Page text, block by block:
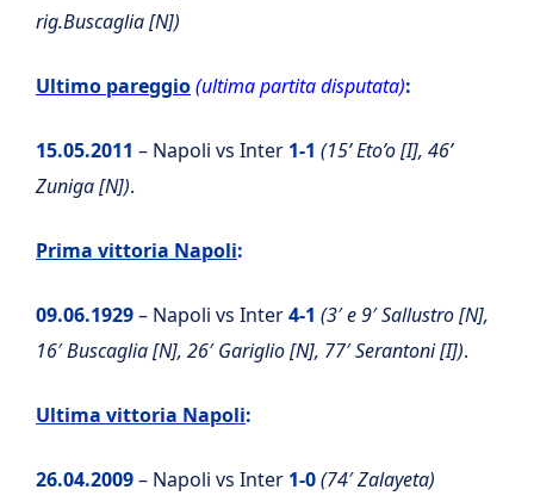
rig.Buscaglia [N])
Ultimo pareggio(ultima partita disputata):
15.05.2011 – Napoli vs Inter 1-1 (15’ Eto’o [I], 46’
Zuniga [N]).
Prima vittoria Napoli:
09.06.1929– Napoli vs Inter4-1 (3′ e 9′ Sallustro [N],
16′ Buscaglia [N], 26′ Gariglio [N], 77′ Serantoni [I]).
Ultima vittoria Napoli:
26.04.2009– Napoli vs Inter 1-0(74′ Zalayeta)